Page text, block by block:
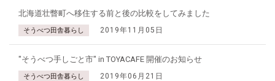
北海道壮瞥町へ移住する前と後の比較をしてみました
そうべつ田舎暮らし 2019年11月05日
"そうべつ手しごと市" in TOYACAFE 開催のお知らせ
そうべつ田舎暮らし 2019年06月21日